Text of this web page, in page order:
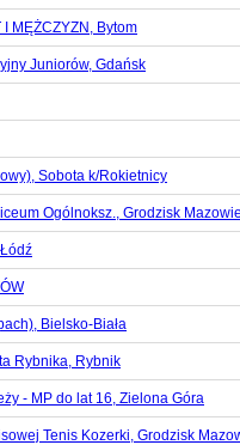
I MĘŻCZYZN, Bytom
Juniorów, Gdańsk
Sobota k/Rokietnicy
Ogólnoksz., Grodzisk
Bielsko-Biała
Rybnika, Rybnik
- MP do lat 16, Zielona Góra
Tenis Kozerki, Grodzisk